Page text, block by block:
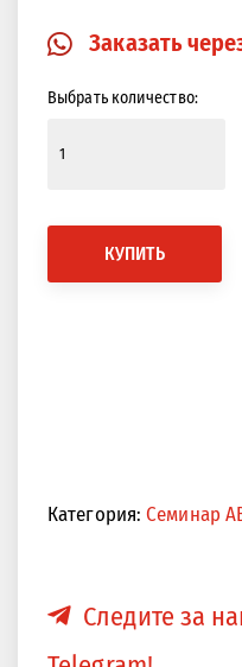
Заказать
Выбрать количество:
КУПИТЬ
Категория:Семинар
Следите за